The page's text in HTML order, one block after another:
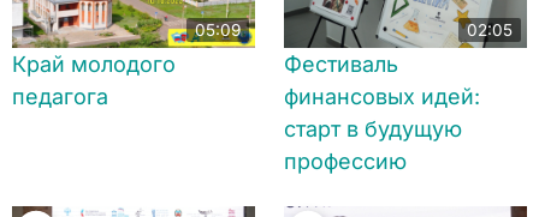
05:09
Край молодого
педагога
02:05
Фестиваль
финансовых идей:
старт в будущую
профессию